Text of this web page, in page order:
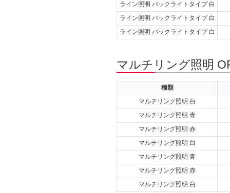
ライン照明 バックライトタイプ 白
ライン照明 バックライトタイプ 白
ライン照明 バックライトタイプ 白
マルチリング照明
種類
マルチリング照明 白
マルチリング照明 青
マルチリング照明 赤
マルチリング照明 白
マルチリング照明 青
マルチリング照明 赤
マルチリング照明 白